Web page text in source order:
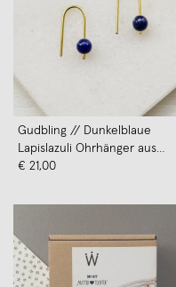
Gudbling // Dunkelblaue
Lapislazuli Ohrhänger aus
Messing
€ 21,00